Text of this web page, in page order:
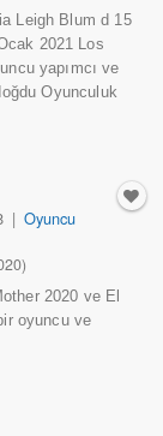
Leigh Blum d 15
2021 Los
yapımcı ve
Oyunculuk
| Oyuncu
2020 ve El
oyuncu ve